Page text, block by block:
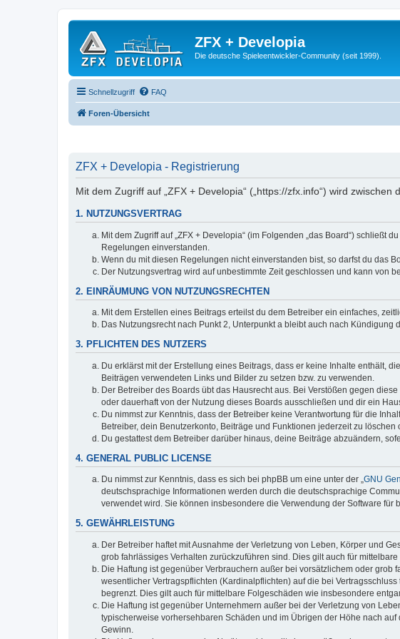
ZFX + Developia
Die deutsche Spieleentwickler-Community (seit 1999).
Schnellzugriff FAQ
Foren-Übersicht
ZFX + Developia - Registrierung
Mit dem Zugriff auf „ZFX + Developia“ („https://zfx.info“) wird
1. NUTZUNGSVERTRAG
Mit dem Zugriff auf „ZFX + Developia“ (im Folgenden „das Board“)
Regelungen einverstanden.
Wenn du mit diesen Regelungen nicht einverstanden bist, so darfst du das
Der Nutzungsvertrag wird auf unbestimmte Zeit geschlossen und kann von
2. EINRÄUMUNG VON NUTZUNGSRECHTEN
Mit dem Erstellen eines Beitrags erteilst du dem Betreiber ein einfaches,
Das Nutzungsrecht nach Punkt 2, Unterpunkt a bleibt auch nach Kündigung
3. PFLICHTEN DES NUTZERS
Du erklärst mit der Erstellung eines Beitrags, dass er keine Inhalte enthält,
Beiträgen verwendeten Links und Bilder zu setzen bzw. zu verwenden.
Der Betreiber des Boards übt das Hausrecht aus. Bei Verstößen gegen
oder dauerhaft von der Nutzung dieses Boards ausschließen und dir ein
Du nimmst zur Kenntnis, dass der Betreiber keine Verantwortung für die
Betreiber, dein Benutzerkonto, Beiträge und Funktionen jederzeit zu löschen
Du gestattest dem Betreiber darüber hinaus, deine Beiträge abzuändern,
4. GENERAL PUBLIC LICENSE
Du nimmst zur Kenntnis, dass es sich bei phpBB um eine unter der „GNU
deutschsprachige Informationen werden durch die deutschsprachige
verwendet wird. Sie können insbesondere die Verwendung der Software
5. GEWÄHRLEISTUNG
Der Betreiber haftet mit Ausnahme der Verletzung von Leben, Körper und
grob fahrlässiges Verhalten zurückzuführen sind. Dies gilt auch für
Die Haftung ist gegenüber Verbrauchern außer bei vorsätzlichem oder
wesentlicher Vertragspflichten (Kardinalpflichten) auf die bei
begrenzt. Dies gilt auch für mittelbare Folgeschäden wie insbesondere
Die Haftung ist gegenüber Unternehmern außer bei der Verletzung von
typischerweise vorhersehbaren Schäden und im Übrigen der Höhe nach
Gewinn.